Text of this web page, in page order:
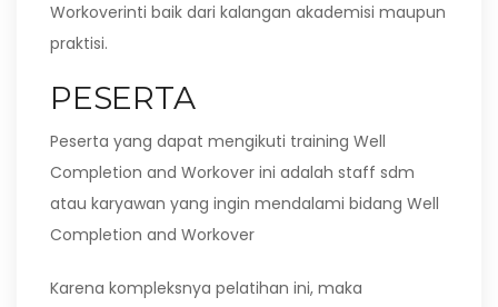
Workoverinti baik dari kalangan akademisi maupun
praktisi.
PESERTA
Peserta yang dapat mengikuti training Well
Completion and Workover ini adalah staff sdm
atau karyawan yang ingin mendalami bidang Well
Completion and Workover
Karena kompleksnya pelatihan ini, maka